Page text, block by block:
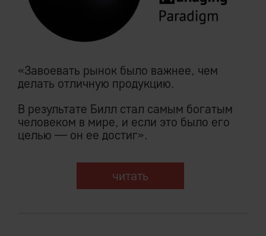
«Завоевать рынок было важнее, чем
делать отличную продукцию.
В результате Билл стал самым богатым
человеком в мире, и если это было его
целью — он ее достиг».
читать